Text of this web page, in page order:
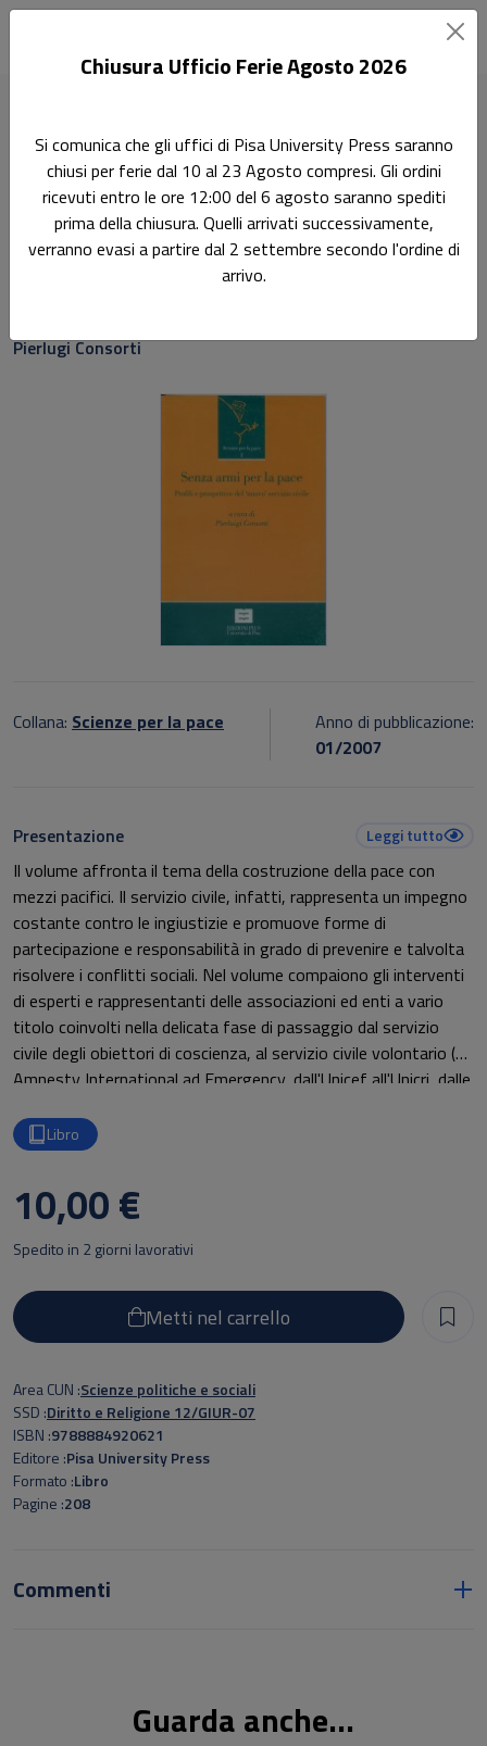
Ricerca
Senza armi per la pace
Profili e prospettive del «nuovo» servizio civile in Italia
Pierlugi Consorti
Collana: Scienze per la pace
Anno di pubblicazione:
01/2007
Presentazione Leggi tutto
Il volume affronta il tema della costruzione della pace con
mezzi pacifici. Il servizio civile, infatti, rappresenta un impegno
costante contro le ingiustizie e promuove forme di
partecipazione e responsabilità in grado di prevenire e talvolta
risolvere i conflitti sociali. Nel volume compaiono gli interventi
di esperti e rappresentanti delle associazioni ed enti a vario
titolo coinvolti nella delicata fase di passaggio dal servizio
civile degli obiettori di coscienza, al servizio civile volontario (da
Amnesty International ad Emergency, dall'Unicef all'Unicri, dalle
appendice normativa rende questo volume un utile manuale per
gli addetti ai lavori.
Libro
10,00 €
Metti nel carrello
Spedito in 2 giorni lavorativi
Area CUN Scienze politiche e sociali
SSD Diritto e Religione 12/GIUR-07
ISBN 9788884920621
Editore Pisa University Press
Formato Libro
Pagine 208
Commenti
Guarda anche...
Chiusura Ufficio Ferie Agosto 2026
Si comunica che gli uffici di Pisa University Press saranno
chiusi per ferie dal 10 al 23 Agosto compresi. Gli ordini
ricevuti entro le ore 12:00 del 6 agosto saranno spediti
prima della chiusura. Quelli arrivati successivamente,
verranno evasi a partire dal 2 settembre secondo l'ordine di
arrivo.